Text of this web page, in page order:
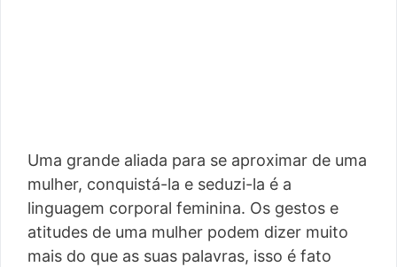
Uma grande aliada para se aproximar de uma
mulher, conquistá-la e seduzi-la é a
linguagem corporal feminina. Os gestos e
atitudes de uma mulher podem dizer muito
mais do que as suas palavras, isso é fato